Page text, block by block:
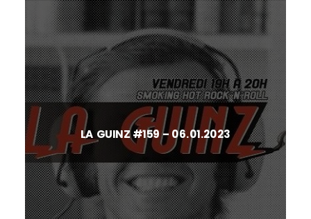
LA GUINZ #159 – 06.01.2023